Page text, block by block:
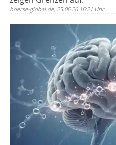
boerse-global.de, 25.06.26 16:21 Uhr